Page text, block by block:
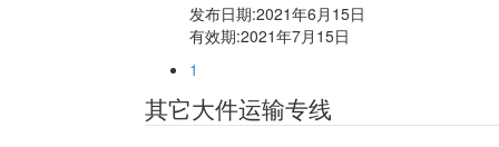
发布日期:2021年6月15日
有效期:2021年7月15日
1
其它大件运输专线